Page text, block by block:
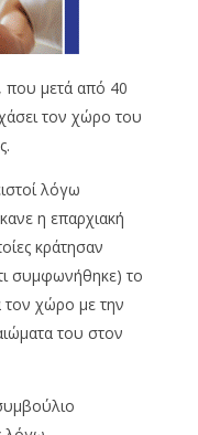
που μετά από 40
τον χώρο του
λόγω
η επαρχιακή
κράτησαν
συμφωνήθηκε) το
τον χώρο με την
του στον